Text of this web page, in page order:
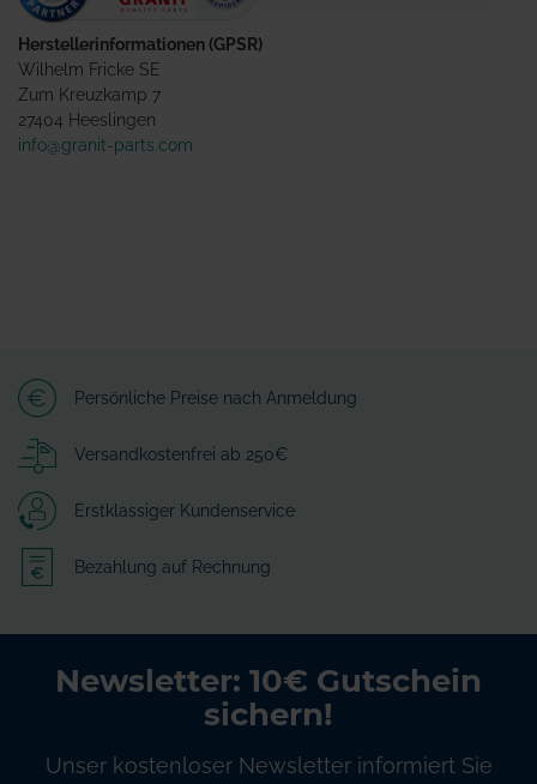
Herstellerinformationen (GPSR)
Wilhelm Fricke SE
Zum Kreuzkamp 7
27404 Heeslingen
info@granit-parts.com
Persönliche Preise nach Anmeldung
Versandkostenfrei ab 250€
Erstklassiger Kundenservice
Bezahlung auf Rechnung
Newsletter: 10€ Gutschein
sichern!
Unser kostenloser Newsletter informiert Sie